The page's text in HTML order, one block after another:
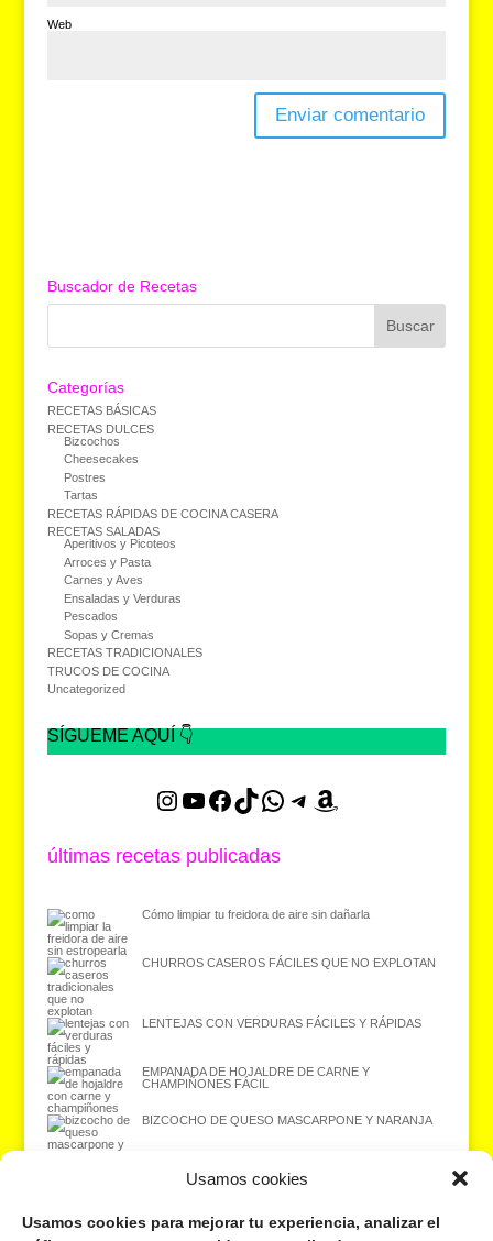
Usamos cookies
Usamos cookies para mejorar tu experiencia, analizar el
Web
Buscador de Recetas
Categorías
RECETAS BÁSICAS
RECETAS DULCES
Bizcochos
Cheesecakes
Postres
Tartas
RECETAS RÁPIDAS DE COCINA CASERA
RECETAS SALADAS
Aperitivos y Picoteos
Arroces y Pasta
Carnes y Aves
Ensaladas y Verduras
Pescados
Sopas y Cremas
RECETAS TRADICIONALES
TRUCOS DE COCINA
Uncategorized
SÍGUEME AQUÍ 👇
Instagram
YouTube
Facebook
TikTok
WhatsApp
Telegram
Amazon
últimas recetas publicadas
Cómo limpiar tu freidora de aire sin dañarla
CHURROS CASEROS FÁCILES QUE NO EXPLOTAN
LENTEJAS CON VERDURAS FÁCILES Y RÁPIDAS
EMPANADA DE HOJALDRE DE CARNE Y
CHAMPIÑONES FÁCIL
BIZCOCHO DE QUESO MASCARPONE Y NARANJA
¿Quieres recibir las recetas en tu correo electrónico? ¡Suscríbete gratis